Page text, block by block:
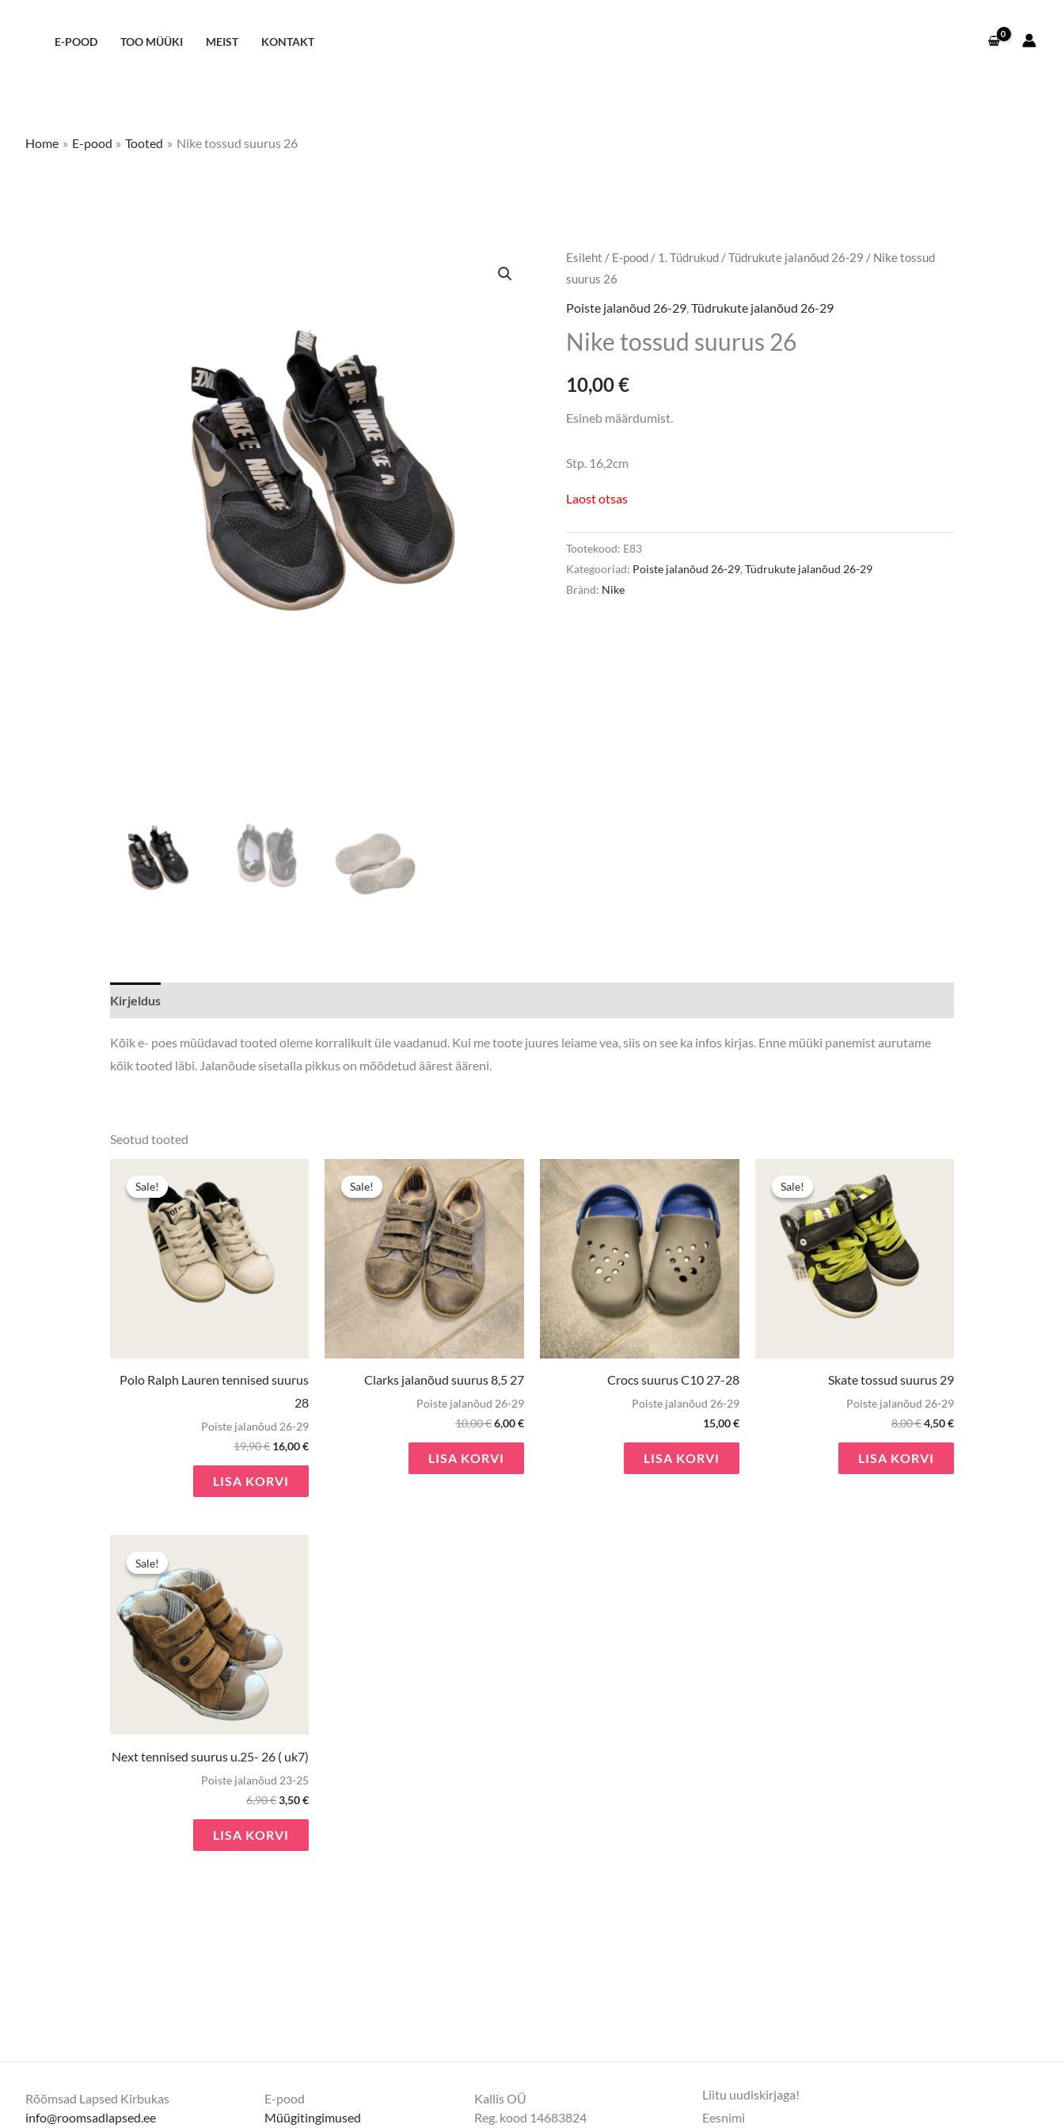
E-POOD TOO MÜÜKI MEIST KONTAKT
Home E-pood Tooted Nike tossud suurus 26
Esileht / E-pood/ 1. Tüdrukud/Tüdrukute jalanõud 26-29 / Nike tossud
suurus 26
Poiste jalanõud 26-29,Tüdrukute jalanõud 26-29
Nike tossud suurus 26
10,00€
Esineb määrdumist.
Stp. 16,2cm
Laost otsas
Tootekood: E83
Kategooriad: Poiste jalanõud 26-29, Tüdrukute jalanõud 26-29
Bränd: Nike
Kirjeldus
Kõik e- poes müüdavad tooted oleme korralikult üle vaadanud. Kui me toote juures leiame vea, siis on see ka infos kirjas. Enne müüki panemist aurutame
kõik tooted läbi. Jalanõude sisetalla pikkus on mõõdetud äärest ääreni.
Seotud tooted
Sale!
Sale!
Polo Ralph Lauren tennised suurus
28
Poiste jalanõud 26-29
19,90€ 16,00€
LISA KORVI
Sale!
Sale!
Clarks jalanõud suurus 8,5 27
Poiste jalanõud 26-29
10,00€
Algne
10,00 €.
6,00€
Praegune
LISA KORVI
Crocs suurus C10 27-28
Poiste jalanõud 26-29
15,00€
LISA KORVI
Sale!
Sale!
Skate tossud suurus 29
Poiste jalanõud 26-29
8,00€4,50€
LISA KORVI
Sale!
Sale!
Next tennised suurus u.25- 26 ( uk7)
Poiste jalanõud 23-25
6,90€3,50€
LISA KORVI
Rõõmsad Lapsed Kirbukas
info@roomsadlapsed.ee
E-pood
Müügitingimused
Kallis OÜ
Reg. kood 14683824
Liitu uudiskirjaga!
Eesnimi